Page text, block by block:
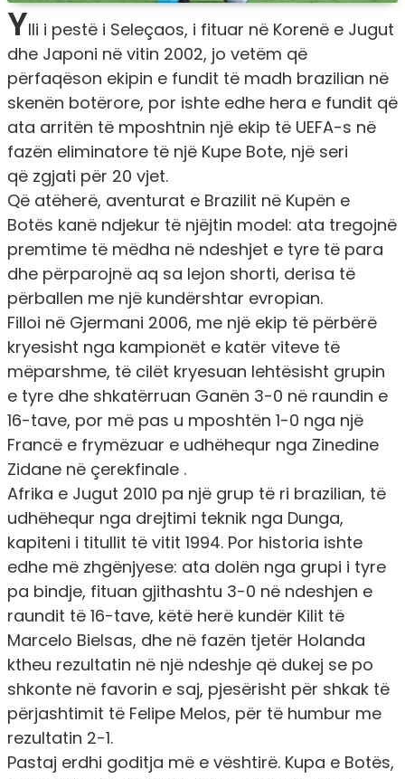
Ylli i pestë i Seleçaos, i fituar në Korenë e Jugut
dhe Japoni në vitin 2002, jo vetëm që
përfaqëson ekipin e fundit të madh brazilian në
skenën botërore, por ishte edhe hera e fundit që
ata arritën të mposhtnin një ekip të UEFA-s në
fazën eliminatore të një Kupe Bote, një seri
që zgjati për 20 vjet.
Që atëherë, aventurat e Brazilit në Kupën e
Botës kanë ndjekur të njëjtin model: ata tregojnë
premtime të mëdha në ndeshjet e tyre të para
dhe përparojnë aq sa lejon shorti, derisa të
përballen me një kundërshtar evropian.
Filloi në Gjermani 2006, me një ekip të përbërë
kryesisht nga kampionët e katër viteve të
mëparshme, të cilët kryesuan lehtësisht grupin
e tyre dhe shkatërruan Ganën 3-0 në raundin e
16-tave, por më pas u mposhtën 1-0 nga një
Francë e frymëzuar e udhëhequr nga Zinedine
Zidane në çerekfinale .
Afrika e Jugut 2010 pa një grup të ri brazilian, të
udhëhequr nga drejtimi teknik nga Dunga,
kapiteni i titullit të vitit 1994. Por historia ishte
edhe më zhgënjyese: ata dolën nga grupi i tyre
pa bindje, fituan gjithashtu 3-0 në ndeshjen e
raundit të 16-tave, këtë herë kundër Kilit të
Marcelo Bielsas, dhe në fazën tjetër Holanda
ktheu rezultatin në një ndeshje që dukej se po
shkonte në favorin e saj, pjesërisht për shkak të
përjashtimit të Felipe Melos, për të humbur me
rezultatin 2-1.
Pastaj erdhi goditja më e vështirë. Kupa e Botës,